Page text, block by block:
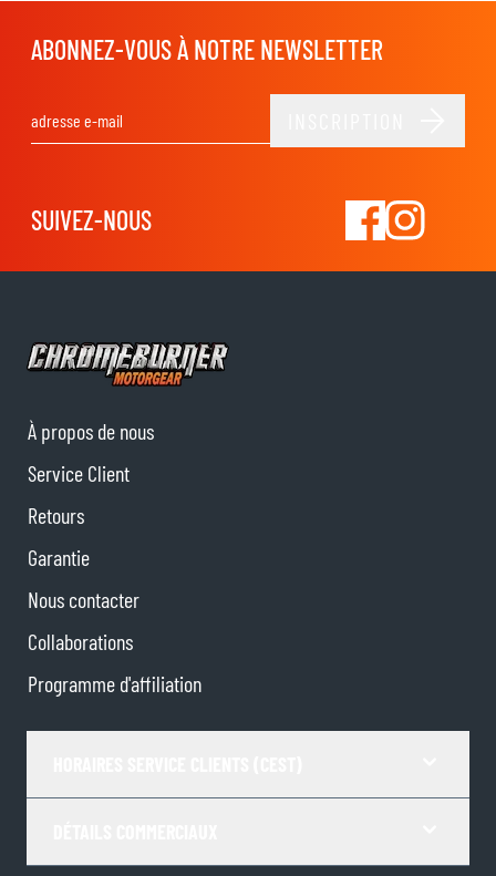
ABONNEZ-VOUS À NOTRE NEWSLETTER
SUIVEZ-NOUS
À propos de nous
Service Client
Retours
Garantie
Nous contacter
Collaborations
Programme d'affiliation